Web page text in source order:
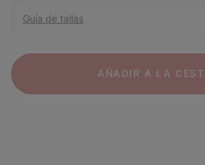
Guía de tallas
AÑADIR A LA